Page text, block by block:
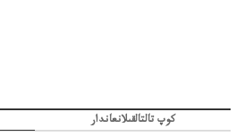
كوپ تالتالقىلانعاندار